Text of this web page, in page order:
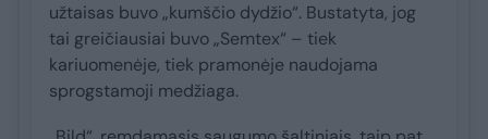
užtaisas buvo „kumščio dydžio“. Bustatyta, jog
tai greičiausiai buvo „Semtex“ – tiek
kariuomenėje, tiek pramonėje naudojama
sprogstamoji medžiaga.